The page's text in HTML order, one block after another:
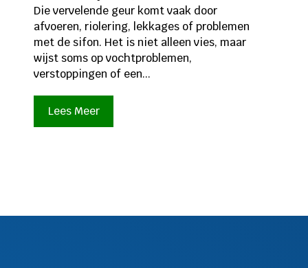
Die vervelende geur komt vaak door
afvoeren, riolering, lekkages of problemen
met de sifon. Het is niet alleen vies, maar
wijst soms op vochtproblemen,
verstoppingen of een...
Lees Meer